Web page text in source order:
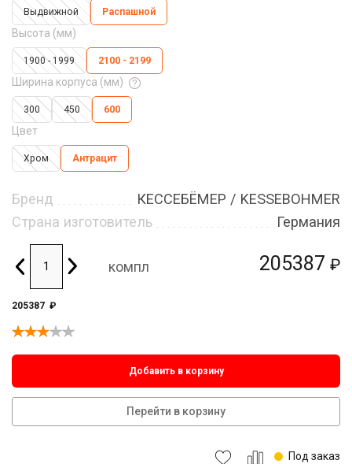
205387 ₽
Выдвижной Распашной
Высота (мм)
1900 - 1999 2100 - 2199
Ширина корпуса (мм)
300 450 600
Цвет
Хром Антрацит
Бренд
КЕССЕБЁМЕР / KESSEBOHMER
Страна изготовитель
Германия
компл
205387 ₽
Добавить в корзину
Перейти в корзину
Под заказ